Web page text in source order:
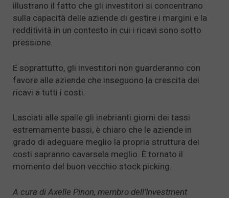
illustrano il fatto che gli investitori si concentrano
sulla capacità delle aziende di gestire i margini e la
redditività in un contesto in cui i ricavi sono sotto
pressione.
E soprattutto, gli investitori non guarderanno con
favore alle aziende che inseguono la crescita dei
ricavi a tutti i costi.
Lasciati alle spalle gli inebrianti giorni dei tassi
estremamente bassi, è chiaro che le aziende in
grado di adeguare meglio la propria struttura dei
costi sapranno cavarsela meglio. È tornato il
momento del buon vecchio stock picking.
A cura di Axelle Pinon, membro dell’Investment